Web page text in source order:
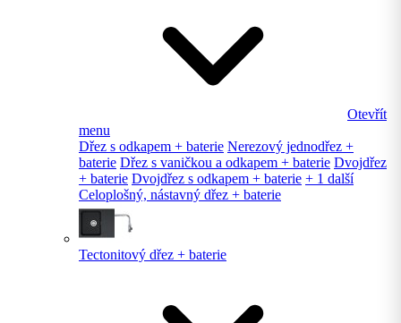
Otevřít
menu
Dřez s odkapem + baterie Nerezový jednodřez +
baterie Dřez s vaničkou a odkapem + baterie Dvojdřez
+ baterie Dvojdřez s odkapem + baterie + 1 další
Celoplošný, nástavný dřez + baterie
Tectonitový dřez + baterie